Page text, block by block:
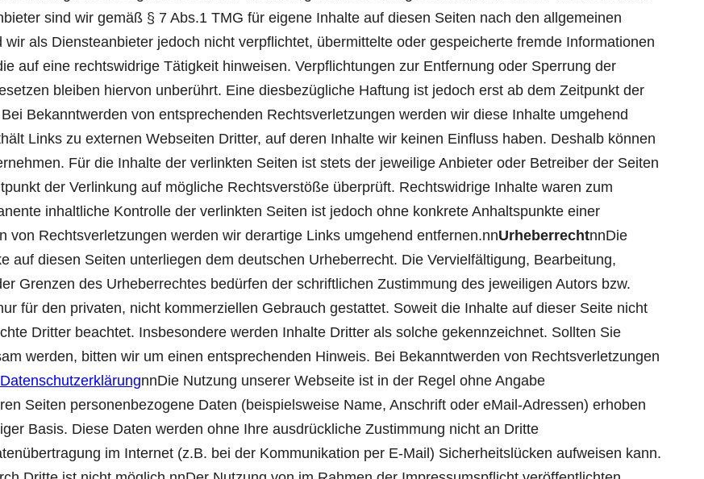
sind wir gemäß § 7 Abs.1 TMG für eigene Inhalte auf diesen Seiten nach den allgemeinen
als Diensteanbieter jedoch nicht verpflichtet, übermittelte oder gespeicherte fremde Informationen
auf eine rechtswidrige Tätigkeit hinweisen. Verpflichtungen zur Entfernung oder Sperrung der
bleiben hiervon unberührt. Eine diesbezügliche Haftung ist jedoch erst ab dem Zeitpunkt der
Bekanntwerden von entsprechenden Rechtsverletzungen werden wir diese Inhalte umgehend
Links zu externen Webseiten Dritter, auf deren Inhalte wir keinen Einfluss haben. Deshalb können
Für die Inhalte der verlinkten Seiten ist stets der jeweilige Anbieter oder Betreiber der Seiten
der Verlinkung auf mögliche Rechtsverstöße überprüft. Rechtswidrige Inhalte waren zum
inhaltliche Kontrolle der verlinkten Seiten ist jedoch ohne konkrete Anhaltspunkte einer
von Rechtsverletzungen werden wir derartige Links umgehend entfernen.nnUrheberrechtnnDie
auf diesen Seiten unterliegen dem deutschen Urheberrecht. Die Vervielfältigung, Bearbeitung,
Grenzen des Urheberrechtes bedürfen der schriftlichen Zustimmung des jeweiligen Autors bzw.
für den privaten, nicht kommerziellen Gebrauch gestattet. Soweit die Inhalte auf dieser Seite nicht
Dritter beachtet. Insbesondere werden Inhalte Dritter als solche gekennzeichnet. Sollten Sie
werden, bitten wir um einen entsprechenden Hinweis. Bei Bekanntwerden von Rechtsverletzungen
DatenschutzerklärungnnDie Nutzung unserer Webseite ist in der Regel ohne Angabe
Seiten personenbezogene Daten (beispielsweise Name, Anschrift oder eMail-Adressen) erhoben
Basis. Diese Daten werden ohne Ihre ausdrückliche Zustimmung nicht an Dritte
im Internet (z.B. bei der Kommunikation per E-Mail) Sicherheitslücken aufweisen kann.